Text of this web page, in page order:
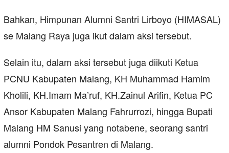
Bahkan, Himpunan Alumni Santri Lirboyo (HIMASAL)
se Malang Raya juga ikut dalam aksi tersebut.
Selain itu, dalam aksi tersebut juga diikuti Ketua
PCNU Kabupaten Malang, KH Muhammad Hamim
Kholili, KH.Imam Ma’ruf, KH.Zainul Arifin, Ketua PC
Ansor Kabupaten Malang Fahrurrozi, hingga Bupati
Malang HM Sanusi yang notabene, seorang santri
alumni Pondok Pesantren di Malang.